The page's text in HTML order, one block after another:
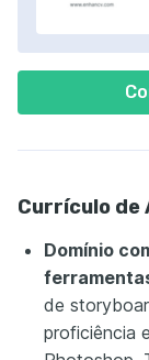
Currículo
Domínio
de
proficiência